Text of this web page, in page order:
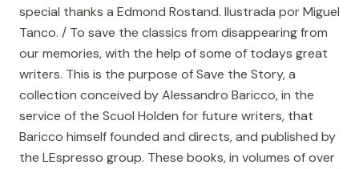
special thanks a Edmond Rostand. Ilustrada por Miguel
Tanco. / To save the classics from disappearing from
our memories, with the help of some of todays great
writers. This is the purpose of Save the Story, a
collection conceived by Alessandro Baricco, in the
service of the Scuol Holden for future writers, that
Baricco himself founded and directs, and published by
the LEspresso group. These books, in volumes of over